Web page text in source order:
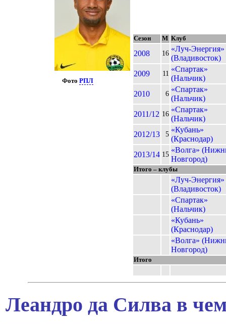
Фото РПЛ
Сезон М Клуб
2008 16
«Луч-Энергия»
(Владивосток)
2009
11
«Спартак»
(Нальчик)
2010
6
«Спартак»
(Нальчик)
2011/12 16
«Спартак»
(Нальчик)
2012/13
5
«Кубань»
(Краснодар)
2013/14 15
«Волга»
Новгород)
Итого – клубы
«Луч-Энергия»
(Владивосток)
«Спартак»
(Нальчик)
«Кубань»
(Краснодар)
«Волга»
Новгород)
Итого
Леандро да Силва в